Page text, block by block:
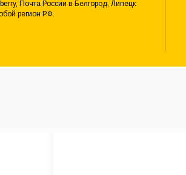
Почта России в Белгород, Липецк
регион РФ.